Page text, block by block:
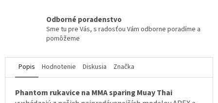
Odborné poradenstvo
Sme tu pre Vás, s radosťou Vám odborne poradíme a
pomôžeme
Popis Hodnotenie Diskusia Značka
Phantom rukavice na MMA sparingMuay Thai